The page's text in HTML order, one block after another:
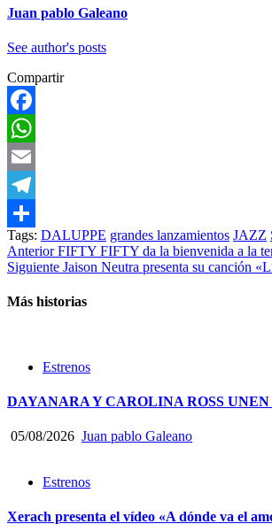
Juan pablo Galeano
See author's posts
Compartir
Facebook
WhatsApp
Email
Telegram
Compartir
Tags: DALUPPE grandes lanzamientos JAZZ
Post
navigation
AnteriorFIFTY FIFTY da la bienvenida a la
Siguiente Jaison Neutra presenta su canción
Más historias
Estrenos
DAYANARA Y CAROLINA ROSS
05/08/2026 Juan pablo Galeano
Estrenos
Xerach presenta el vídeo «A dónde va el